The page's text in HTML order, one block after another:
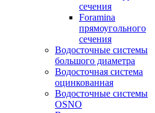
сечения
Foramina
прямоугольного
сечения
Водосточные системы
большого диаметра
Водосточная система
оцинкованная
Водосточные системы
OSNO